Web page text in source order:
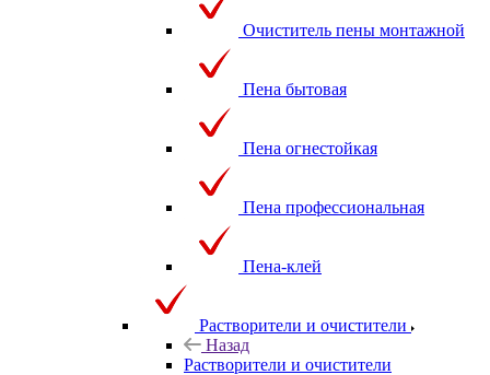
Очиститель пены монтажной
Пена бытовая
Пена огнестойкая
Пена профессиональная
Пена-клей
Растворители и очистители
Назад
Растворители и очистители